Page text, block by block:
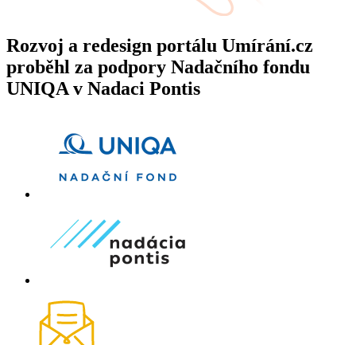
Rozvoj a redesign portálu Umírání.cz
proběhl za podpory Nadačního fondu
UNIQA v Nadaci Pontis